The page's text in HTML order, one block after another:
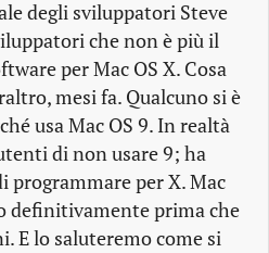
degli sviluppatori Steve
che non è più il
per Mac OS X. Cosa
mesi fa. Qualcuno si è
usa Mac OS 9. In realtà
di non usare 9; ha
per X. Mac
definitivamente prima che
E lo saluteremo come si